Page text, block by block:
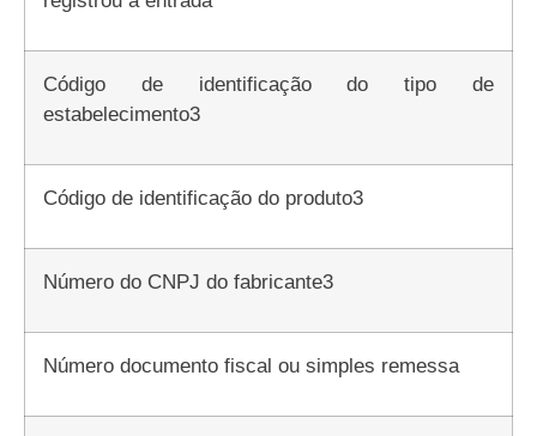
Código de identificação do tipo de
estabelecimento3
Código de identificação do produto3
Número do CNPJ do fabricante3
Número documento fiscal ou simples remessa